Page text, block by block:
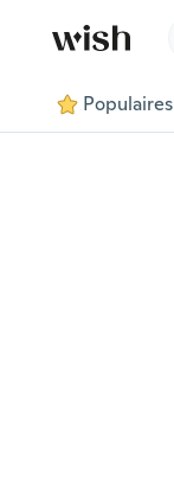
Populaires